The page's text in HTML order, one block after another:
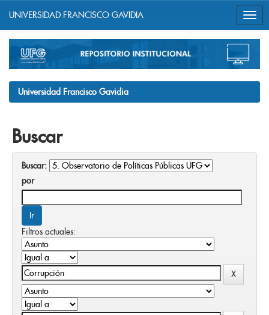
navigation
UNIVERSIDAD FRANCISCO GAVIDIA
Universidad Francisco Gavidia
Buscar
Buscar:
por
Filtros actuales: